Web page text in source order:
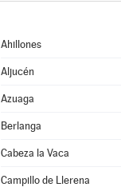
Ahillones
Aljucén
Azuaga
Berlanga
Cabeza la Vaca
Campillo de Llerena